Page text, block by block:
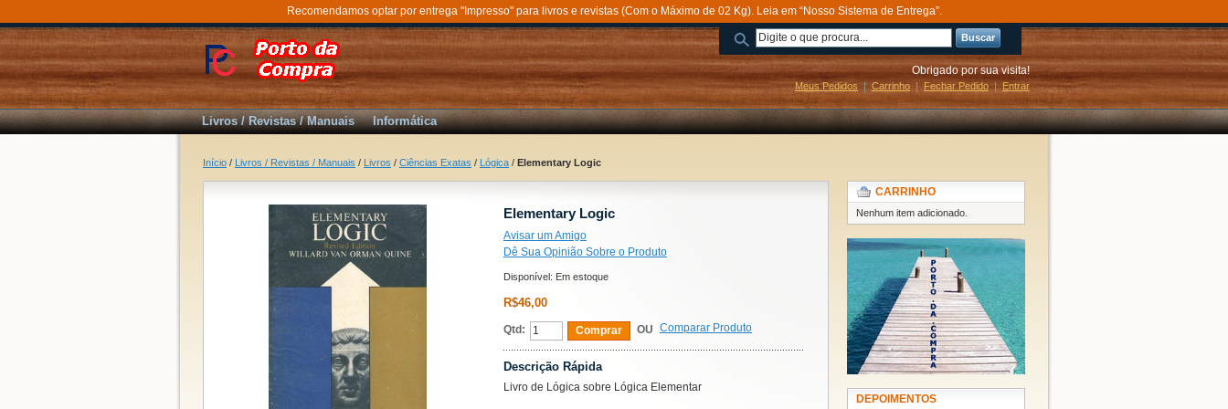
Recomendamos optar por entrega "Impresso" para livros e revistas (Com o Máximo de 02 Kg). Leia em “Nosso Sistema de Entrega”.
Buscar
Obrigado por sua visita!
Meus Pedidos Carrinho Fechar Pedido Entrar
Livros / Revistas / Manuais Informática
Início / Livros / Revistas / Manuais / Livros / Ciências Exatas / Lógica / Elementary Logic
Elementary Logic
Avisar um Amigo
Dê Sua Opinião Sobre o Produto
Disponível: Em estoque
R$46,00
Qtd: Comprar OU Comparar Produto
Descrição Rápida
Livro de Lógica sobre Lógica Elementar
CARRINHO
Nenhum item adicionado.
DEPOIMENTOS